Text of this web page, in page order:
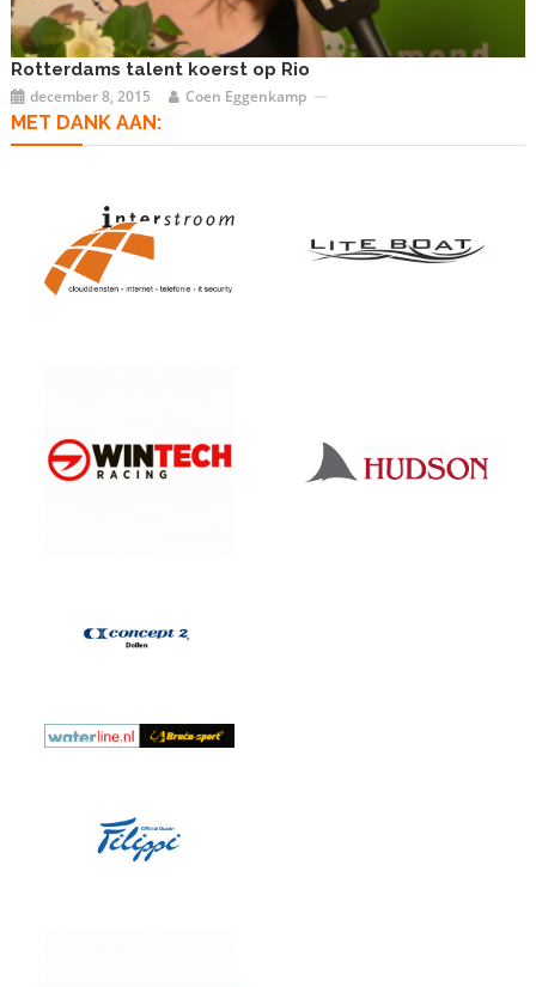
Rotterdams talent koerst op Rio
december 8, 2015 Coen Eggenkamp
MET DANK AAN: